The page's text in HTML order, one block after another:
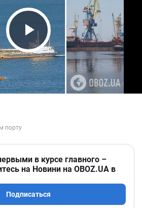
Play Video
в курсе главного –
на Новини на OBOZ.UA в
Подписаться